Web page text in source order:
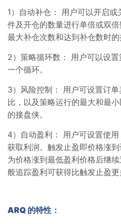
1）自动补仓： 用户可以开启
件及开仓的数量进行单倍或双
最大补仓次数和达到补仓数时的
2）策略循环数： 用户可以设
一个循环。
3）风险控制： 用户可设置订
比，以及策略运行的最大和最
的接盘侠。
4）自动盈利： 用户可设置使
获取利润。触发止盈即价格涨
为价格涨到最低盈利价格后继
般追踪盈利可获得比触发止盈更
ARQ 的特性：